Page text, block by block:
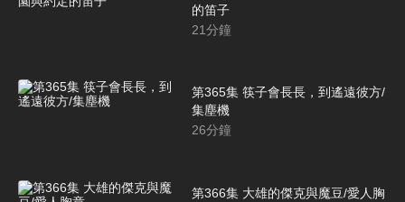
的笛子
21分鐘
第365集 筷子會長長，到遙遠彼方/
集塵機
26分鐘
第366集 大雄的傑克與魔豆/愛人胸